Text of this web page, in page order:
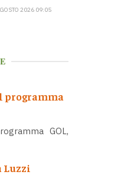
2026 09:05
programma
GOL,
Luzzi